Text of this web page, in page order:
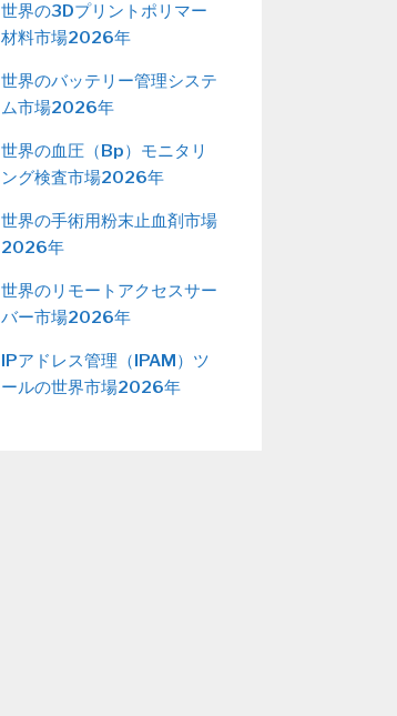
世界の3Dプリントポリマー
材料市場2026年
世界のバッテリー管理システ
ム市場2026年
世界の血圧（Bp）モニタリ
ング検査市場2026年
世界の手術用粉末止血剤市場
2026年
世界のリモートアクセスサー
バー市場2026年
IPアドレス管理（IPAM）ツ
ールの世界市場2026年